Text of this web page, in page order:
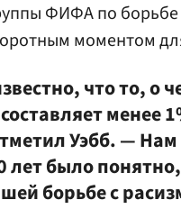
ФИФА по
моментом
что то, о
менее
Уэбб. —
лет было
борьбе с